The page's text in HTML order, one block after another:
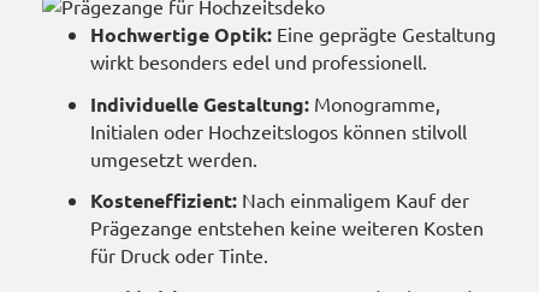
Hochwertige Optik: Eine geprägte Gestaltung
wirkt besonders edel und professionell.
Individuelle Gestaltung: Monogramme,
Initialen oder Hochzeitslogos können stilvoll
umgesetzt werden.
Kosteneffizient: Nach einmaligem Kauf der
Prägezange entstehen keine weiteren Kosten
für Druck oder Tinte.